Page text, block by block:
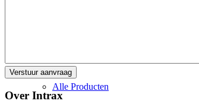
Alle Producten
Over Intrax